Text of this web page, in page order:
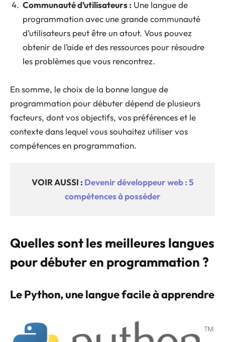
Communauté d’utilisateurs : Une langue de
programmation avec une grande communauté
d’utilisateurs peut être un atout. Vous pouvez
obtenir de l’aide et des ressources pour résoudre
les problèmes que vous rencontrez.
En somme, le choix de la bonne langue de
programmation pour débuter dépend de plusieurs
facteurs, dont vos objectifs, vos préférences et le
contexte dans lequel vous souhaitez utiliser vos
compétences en programmation.
VOIR AUSSI : Devenir développeur web : 5
compétences à posséder
Quelles sont les meilleures langues
pour débuter en programmation ?
Le Python, une langue facile à apprendre